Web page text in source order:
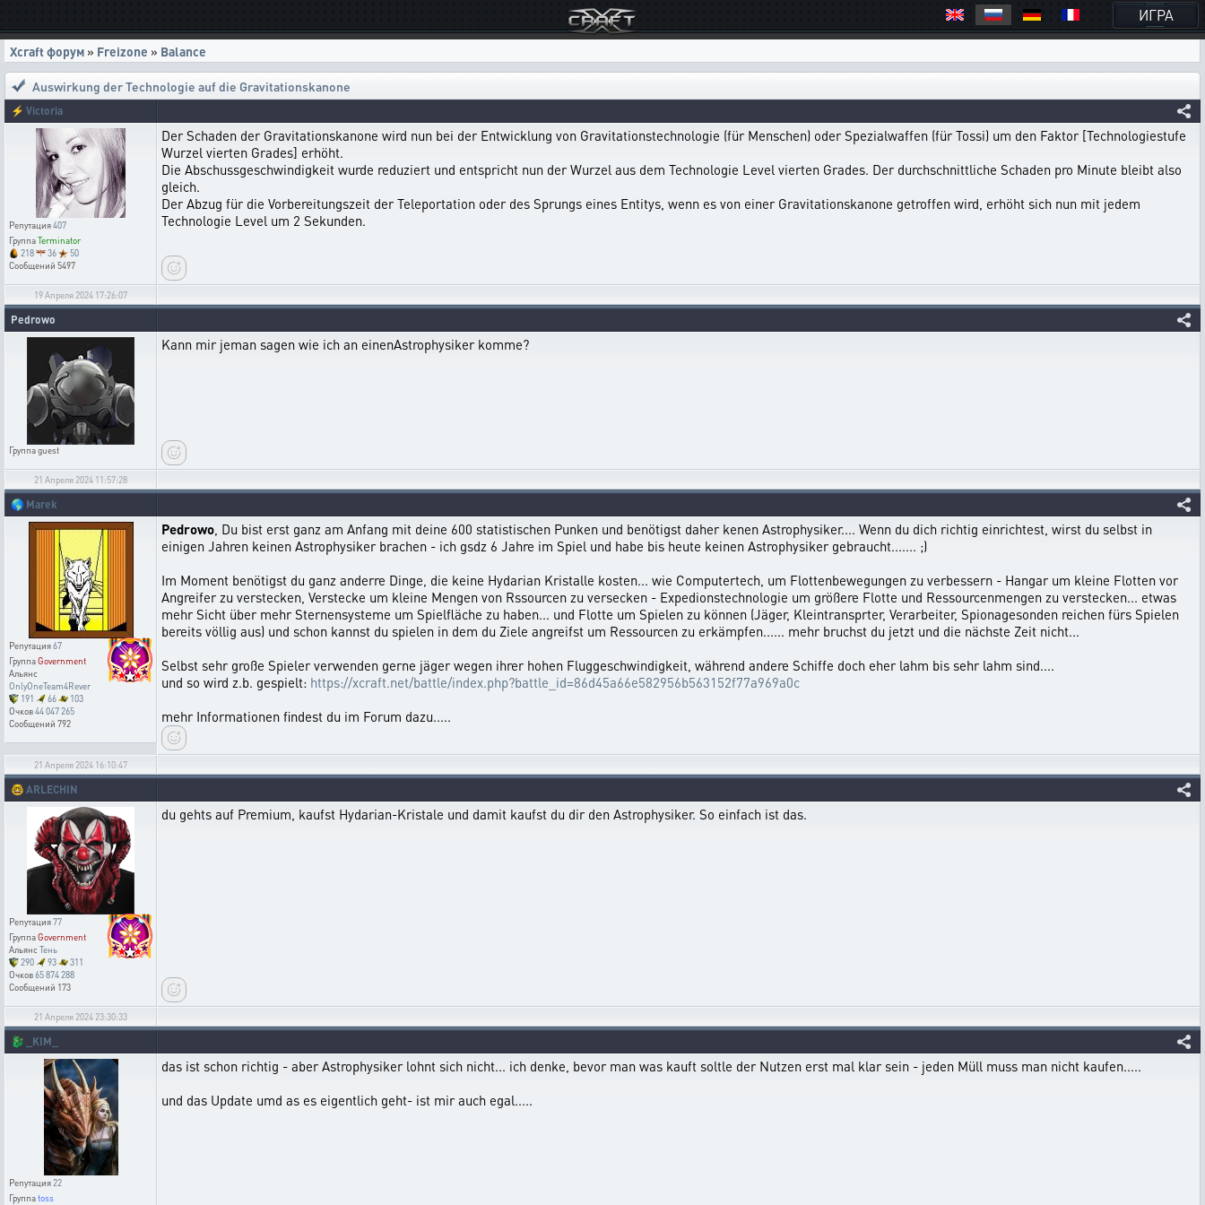
ИГРА
Xcraft форум » Freizone » Balance
Auswirkung der Technologie auf die Gravitationskanone
⚡ Victoria
Репутация407
ГруппаTerminator
218
36
50
Сообщений 5497
Der Schaden der Gravitationskanone wird nun bei der Entwicklung von Gravitationstechnologie (für Menschen) oder Spezialwaffen (für Tossi) um den Faktor [Technologiestufe
Wurzel vierten Grades] erhöht.
Die Abschussgeschwindigkeit wurde reduziert und entspricht nun der Wurzel aus dem Technologie Level vierten Grades. Der durchschnittliche Schaden pro Minute bleibt also
gleich.
Der Abzug für die Vorbereitungszeit der Teleportation oder des Sprungs eines Entitys, wenn es von einer Gravitationskanone getroffen wird, erhöht sich nun mit jedem
Technologie Level um 2 Sekunden.
19 Апреля 2024 17:26:07
Pedrowo
Группаguest
Kann mir jeman sagen wie ich an einenAstrophysiker komme?
21 Апреля 2024 11:57:28
🌎 Marek
Репутация67
ГруппаGovernment
Альянс
OnlyOneTeam4Rever
191
66
103
Очков44 047 265
Сообщений 792
Pedrowo, Du bist erst ganz am Anfang mit deine 600 statistischen Punken und benötigst daher kenen Astrophysiker.... Wenn du dich richtig einrichtest, wirst du selbst in
einigen Jahren keinen Astrophysiker brachen - ich gsdz 6 Jahre im Spiel und habe bis heute keinen Astrophysiker gebraucht....... ;)
Im Moment benötigst du ganz anderre Dinge, die keine Hydarian Kristalle kosten... wie Computertech, um Flottenbewegungen zu verbessern - Hangar um kleine Flotten vor
Angreifer zu verstecken, Verstecke um kleine Mengen von Rssourcen zu versecken - Expedionstechnologie um größere Flotte und Ressourcenmengen zu verstecken... etwas
mehr Sicht über mehr Sternensysteme um Spielfläche zu haben... und Flotte um Spielen zu können (Jäger, Kleintransprter, Verarbeiter, Spionagesonden reichen fürs Spielen
bereits völlig aus) und schon kannst du spielen in dem du Ziele angreifst um Ressourcen zu erkämpfen...... mehr bruchst du jetzt und die nächste Zeit nicht...
Selbst sehr große Spieler verwenden gerne jäger wegen ihrer hohen Fluggeschwindigkeit, während andere Schiffe doch eher lahm bis sehr lahm sind....
und so wird z.b. gespielt: https://xcraft.net/battle/index.php?battle_id=86d45a66e582956b563152f77a969a0c
mehr Informationen findest du im Forum dazu.....
21 Апреля 2024 16:10:47
🤓 ARLECHIN
Репутация77
ГруппаGovernment
АльянсТень
290
93
311
Очков65 874 288
Сообщений 173
du gehts auf Premium, kaufst Hydarian-Kristale und damit kaufst du dir den Astrophysiker. So einfach ist das.
21 Апреля 2024 23:30:33
🐉 _KIM_
Репутация22
Группаtoss
das ist schon richtig - aber Astrophysiker lohnt sich nicht... ich denke, bevor man was kauft soltle der Nutzen erst mal klar sein - jeden Müll muss man nicht kaufen.....
und das Update umd as es eigentlich geht- ist mir auch egal.....